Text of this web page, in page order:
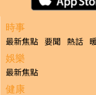
時事
最新焦點 要聞 熱話
娛樂
最新焦點
健康